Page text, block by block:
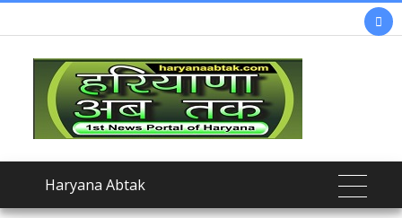

Haryana Abtak